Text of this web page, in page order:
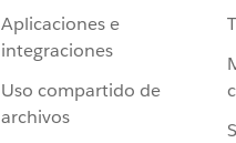
Aplicaciones e
integraciones
Uso compartido de
archivos